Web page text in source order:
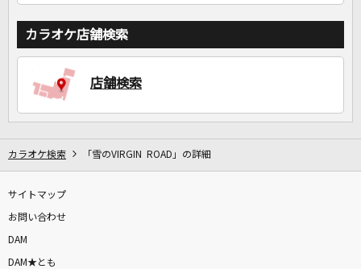
カラオケ店舗検索
店舗検索
カラオケ検索 「雪のVIRGIN ROAD」の詳細
サイトマップ
お問い合わせ
DAM
DAM★とも